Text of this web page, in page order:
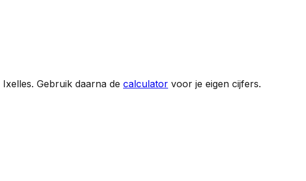
Ixelles. Gebruik daarna de calculator voor je eigen cijfers.